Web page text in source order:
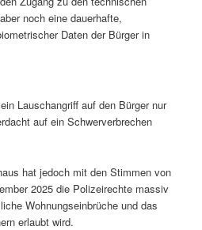
noch eine dauerhafte,
Daten der Bürger in
Lauschangriff auf den Bürger nur
auf ein Schwerverbrechen
hat jedoch mit den Stimmen von
2025 die Polizeirechte massiv
Wohnungseinbrüche und das
erlaubt wird.